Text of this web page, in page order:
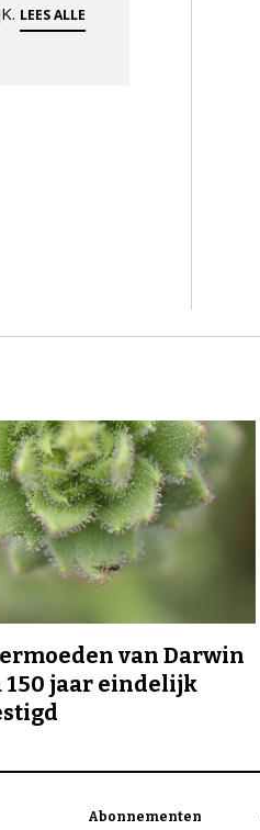
LEES ALLE
van Darwin
150 jaar eindelijk
Abonnementen